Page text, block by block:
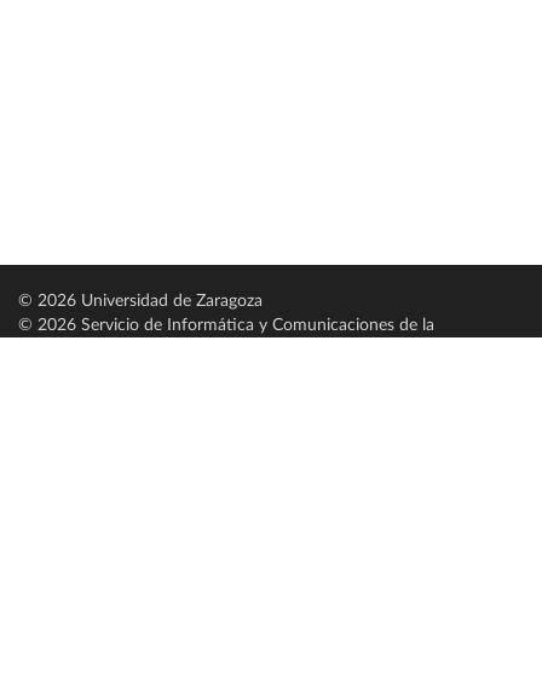
© 2026 Universidad de Zaragoza
© 2026 Servicio de Informática y Comunicaciones de la